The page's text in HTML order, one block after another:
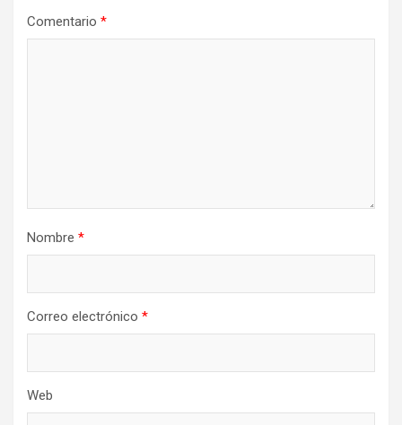
Comentario *
Nombre *
Correo electrónico *
Web